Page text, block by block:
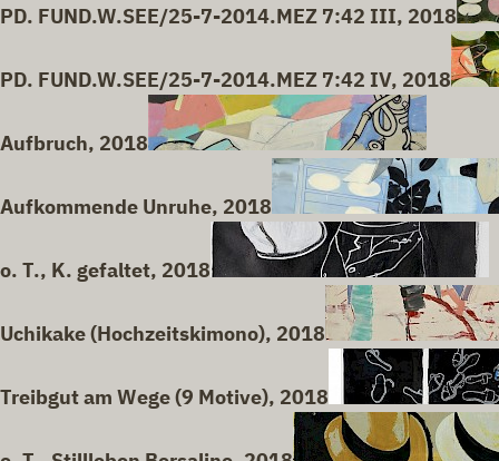
PD. FUND.W.SEE/25-7-2014.MEZ 7:42 III, 2018
PD. FUND.W.SEE/25-7-2014.MEZ 7:42 IV, 2018
Aufbruch, 2018
Aufkommende Unruhe, 2018
o. T., K. gefaltet, 2018
Uchikake (Hochzeitskimono), 2018
Treibgut am Wege (9 Motive), 2018